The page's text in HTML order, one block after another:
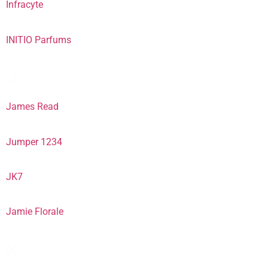
Infracyte
INITIO Parfums
James Read
Jumper 1234
JK7
Jamie Florale